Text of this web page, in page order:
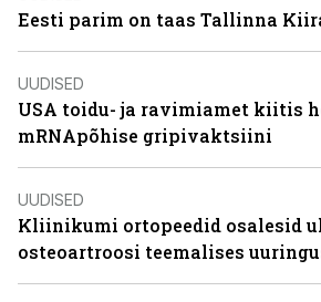
Eesti parim on taas Tallinna
UUDISED
USA toidu- ja ravimiamet kiitis
mRNApõhise gripivaktsiini
UUDISED
Kliinikumi ortopeedid osalesid
osteoartroosi teemalises